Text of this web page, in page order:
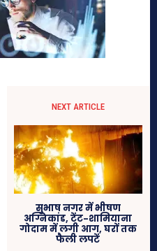
NEXT ARTICLE
सुभाष नगर में भीषण
अग्निकांड, टेंट-शामियाना
गोदाम में लगी आग, घरों तक
फैली लपटें